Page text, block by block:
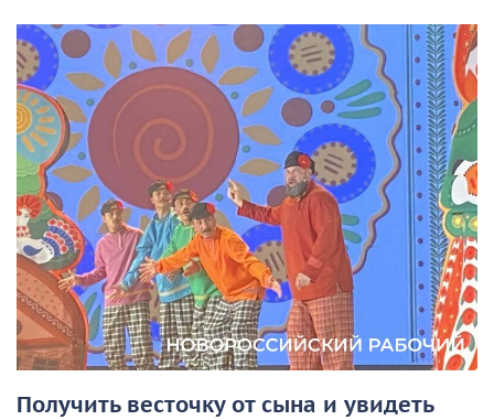
Получить весточку от сына и увидеть